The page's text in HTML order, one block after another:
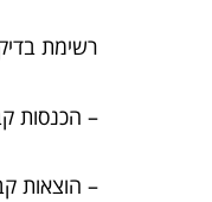
רשימת
– הכנסות
– הוצאות